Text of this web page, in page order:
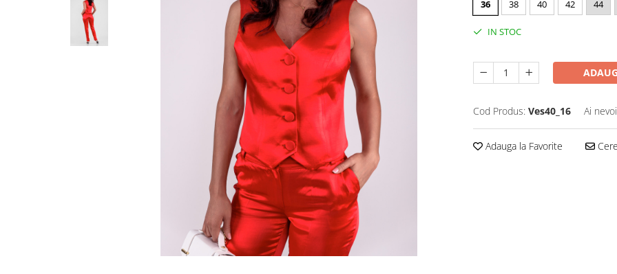
36 38 40 42 44
IN STOC
Cod Produs: Ves40_16 Ai
Adauga la Favorite